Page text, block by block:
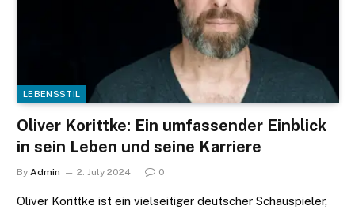
LEBENSSTIL
Oliver Korittke: Ein umfassender Einblick
in sein Leben und seine Karriere
By Admin 2. July 2024 0
Oliver Korittke ist ein vielseitiger deutscher Schauspieler,